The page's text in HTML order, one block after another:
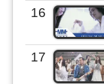
16
17